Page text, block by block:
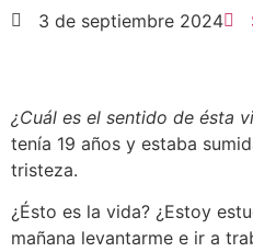
3 de septiembre 2024
¿Cuál es el sentido de ésta
tenía 19 años y estaba
tristeza.
¿Ésto es la vida? ¿Estoy
mañana levantarme e ir a